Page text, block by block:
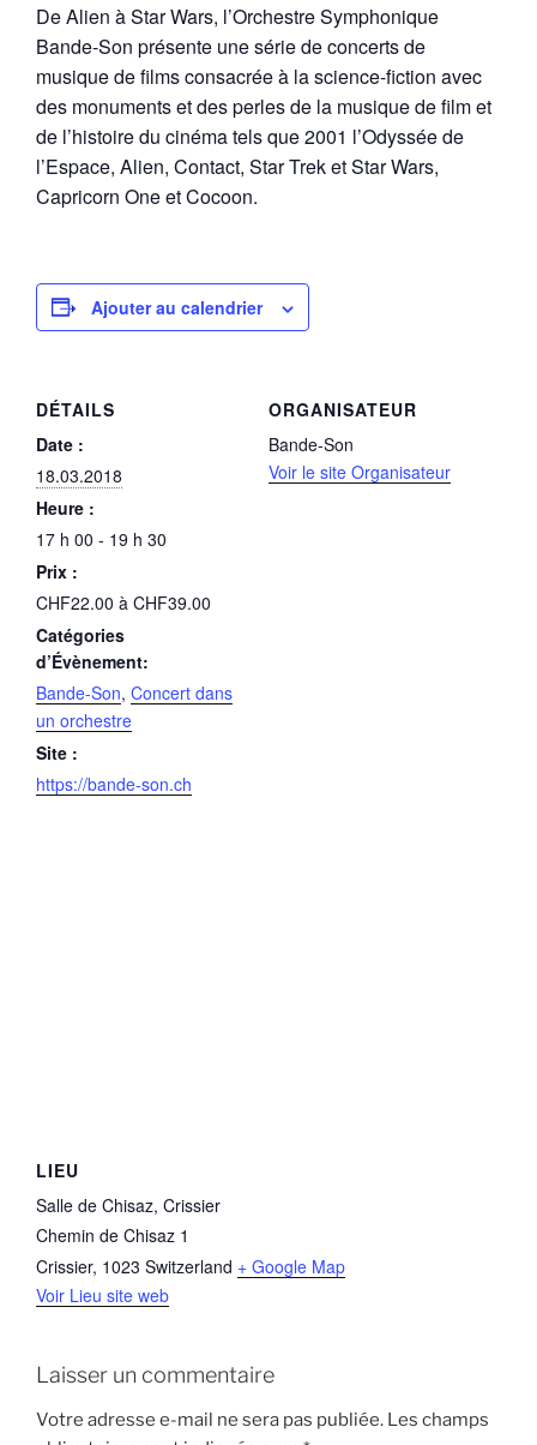
De Alien à Star Wars, l’Orchestre Symphonique
Bande-Son présente une série de concerts de
musique de films consacrée à la science-fiction avec
des monuments et des perles de la musique de film et
de l’histoire du cinéma tels que 2001 l’Odyssée de
l’Espace, Alien, Contact, Star Trek et Star Wars,
Capricorn One et Cocoon.
Ajouter au calendrier
DÉTAILS
Date :
18.03.2018
Heure :
17 h 00 - 19 h 30
Prix :
CHF22.00 à CHF39.00
Catégories
d’Évènement:
Bande-Son, Concert dans
un orchestre
Site :
https://bande-son.ch
ORGANISATEUR
Bande-Son
Voir le site Organisateur
LIEU
Salle de Chisaz, Crissier
Chemin de Chisaz 1
Crissier, 1023 Switzerland + Google Map
Voir Lieu site web
Laisser un commentaire
Votre adresse e-mail ne sera pas publiée. Les champs